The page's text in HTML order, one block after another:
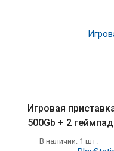
Игровая
500Gb + 2
В наличии: 1 шт.